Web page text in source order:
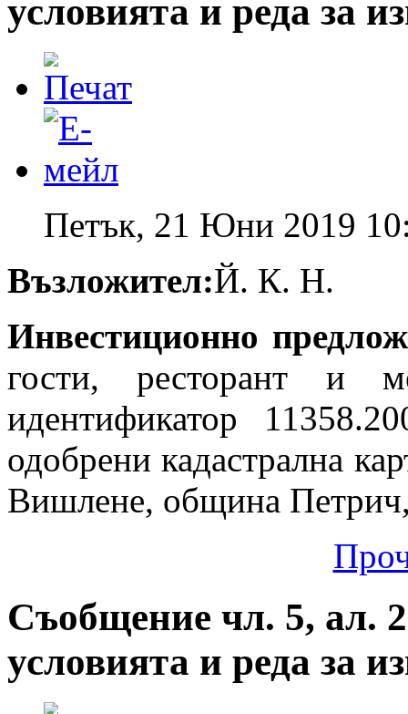
условията и реда за
Петък, 21 Юни 2019
Възложител:Й. К. Н.
Инвестиционно
гости, ресторант и
идентификатор
одобрени кадастрална
Вишлене, община Петрич,
Съобщение чл. 5, ал.
условията и реда за